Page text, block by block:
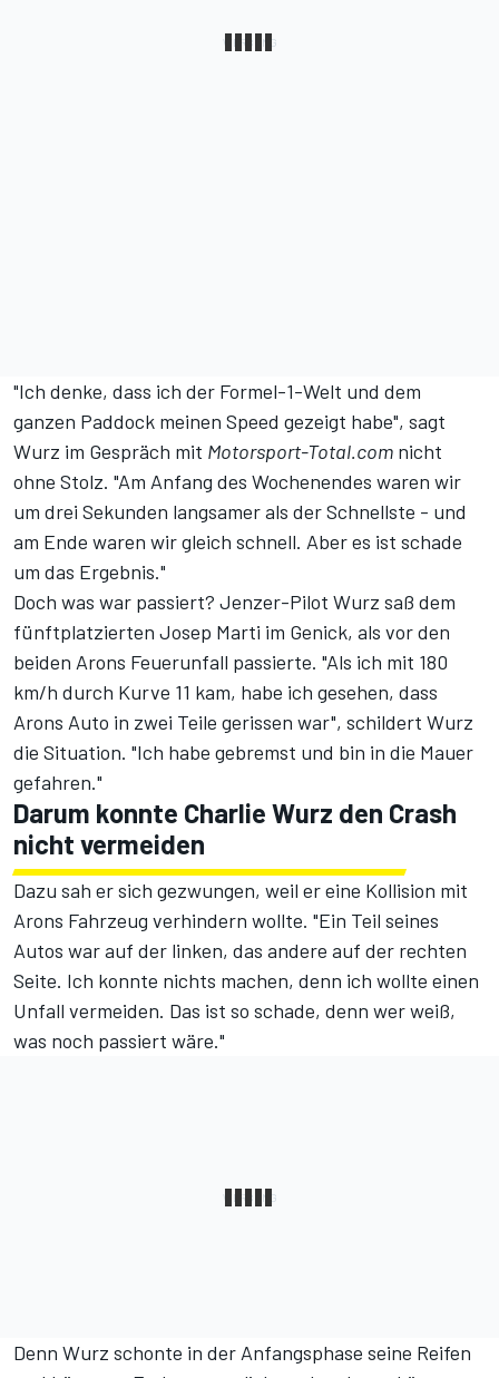
"Ich denke, dass ich der Formel-1-Welt und dem
ganzen Paddock meinen Speed gezeigt habe", sagt
Wurz im Gespräch mit Motorsport-Total.com nicht
ohne Stolz. "Am Anfang des Wochenendes waren wir
um drei Sekunden langsamer als der Schnellste - und
am Ende waren wir gleich schnell. Aber es ist schade
um das Ergebnis."
Doch was war passiert? Jenzer-Pilot Wurz saß dem
fünftplatzierten Josep Marti im Genick, als vor den
beiden Arons Feuerunfall passierte. "Als ich mit 180
km/h durch Kurve 11 kam, habe ich gesehen, dass
Arons Auto in zwei Teile gerissen war", schildert Wurz
die Situation. "Ich habe gebremst und bin in die Mauer
gefahren."
Darum konnte Charlie Wurz den Crash
nicht vermeiden
Dazu sah er sich gezwungen, weil er eine Kollision mit
Arons Fahrzeug verhindern wollte. "Ein Teil seines
Autos war auf der linken, das andere auf der rechten
Seite. Ich konnte nichts machen, denn ich wollte einen
Unfall vermeiden. Das ist so schade, denn wer weiß,
was noch passiert wäre."
Denn Wurz schonte in der Anfangsphase seine Reifen